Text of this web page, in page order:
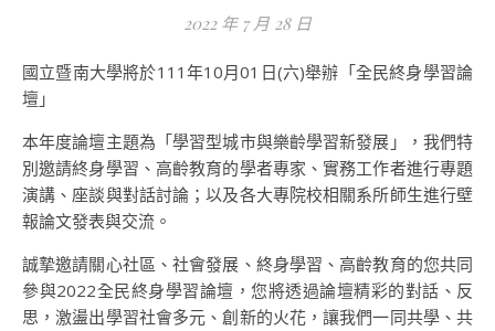
2022 年 7 月 28 日
國立暨南大學將於111年10月01日(六)舉辦「全民終身學習論
壇」
本年度論壇主題為「學習型城市與樂齡學習新發展」，我們特
別邀請終身學習、高齡教育的學者專家、實務工作者進行專題
演講、座談與對話討論；以及各大專院校相關系所師生進行壁
報論文發表與交流。
誠摯邀請關心社區、社會發展、終身學習、高齡教育的您共同
參與2022全民終身學習論壇，您將透過論壇精彩的對話、反
思，激盪出學習社會多元、創新的火花，讓我們一同共學、共